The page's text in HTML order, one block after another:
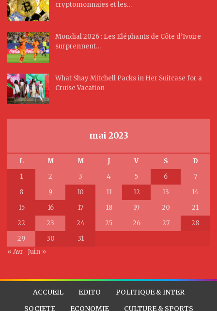
cryptomonnaies et les…
Mondial 2026 : Les Eléphants de Côte d’Ivoire
surprennent…
What Shay Mitchell Packs in Her Suitcase for a
Cruise Vacation
mai 2023
L M M J V S
D
1
2 3 4 5 6
7
8
9 10 11 12 13
14
15
16 17 18 19 20
21
22
23 24 25 26 27
28
29
30
31
« Avr Juin »
ACCUEIL EDITO
POLITIQUE & INTER
SOCIETE
ECONOMIE CULTURE & SPORTS